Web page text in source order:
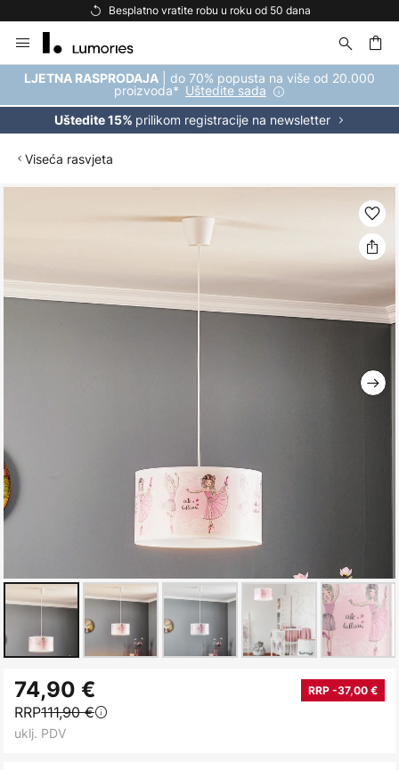
Besplatno vratite robu u roku od 50 dana
to
Content
LJETNA RASPRODAJA | do 70% popusta na više od 20.000
proizvoda* Uštedite sada
Uštedite 15% prilikom registracije na newsletter
Viseća rasvjeta
of
to
the
beginning
74,90 € RRP -37,00 €
RRP111,90 €
uklj. PDV